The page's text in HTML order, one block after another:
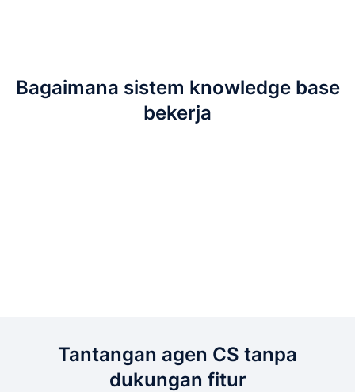
Bagaimana sistem knowledge base
bekerja
Tantangan agen CS tanpa
dukungan fitur